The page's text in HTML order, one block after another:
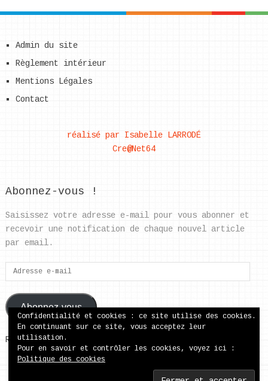
Admin du site
Règlement intérieur
Mentions Légales
Contact
réalisé par Isabelle LARRODÉ
Cre@Net64
Abonnez-vous !
Saisissez votre adresse e-mail pour vous abonner et
recevoir une notification de chaque nouvel article
par email.
Adresse
e-
mail
Abonnez-vous
Rejoignez les 37 autres abonnés
Copyright © 2026.
Confidentialité et cookies : ce site utilise des cookies.
En continuant sur ce site, vous acceptez leur
utilisation.
Pour en savoir et contrôler les cookies, voyez ici :
Politique des cookies